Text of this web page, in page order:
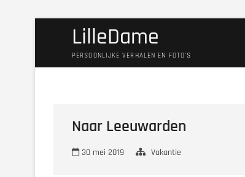
inhoud
LilleDame
PERSOONLIJKE VERHALEN EN FOTO'S
Naar Leeuwarden
30 mei 2019 Vakantie